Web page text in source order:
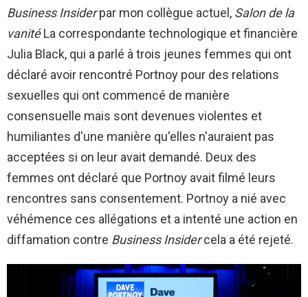
Business Insiderpar mon collègue actuel, Salon de la
vanitéLa correspondante technologique et financière
Julia Black, qui a parlé à trois jeunes femmes qui ont
déclaré avoir rencontré Portnoy pour des relations
sexuelles qui ont commencé de manière
consensuelle mais sont devenues violentes et
humiliantes d'une manière qu'elles n'auraient pas
acceptées si on leur avait demandé. Deux des
femmes ont déclaré que Portnoy avait filmé leurs
rencontres sans consentement. Portnoy a nié avec
véhémence ces allégations et a intenté une action en
diffamation contre Business Insidercela a été rejeté.